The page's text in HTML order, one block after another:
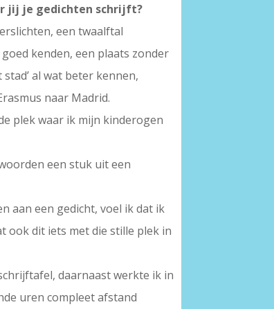
jij je gedichten schrijft?
een twaalftal
kenden, een plaats zonder
al wat beter kennen,
naar Madrid.
plek waar ik mijn kinderogen
een stuk uit een
aan een gedicht, voel ik dat ik
ook dit iets met die stille plek in
daarnaast werkte ik in
uren compleet afstand